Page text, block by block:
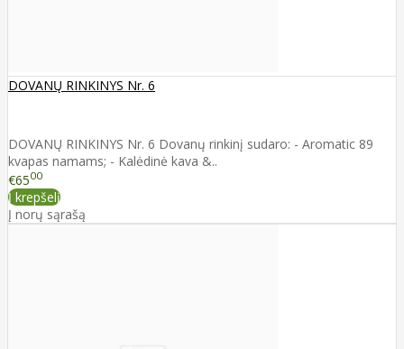
DOVANŲ RINKINYS Nr. 6
DOVANŲ RINKINYS Nr. 6 Dovanų rinkinį sudaro: - Aromatic 89
kvapas namams; - Kalėdinė kava &..
€6500
Į krepšelį
Į norų sąrašą